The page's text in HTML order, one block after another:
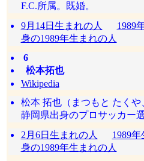
F.C.所属。既婚。
9月14日生まれの人
1989
身の1989年生まれの人
6
松本拓也
Wikipedia
松本 拓也（まつもと たくや
静岡県出身のプロサッカー
2月6日生まれの人
1989年
身の1989年生まれの人